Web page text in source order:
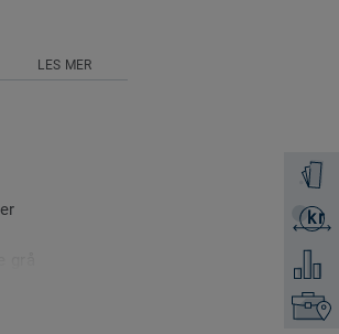
Få en
kr
Få et
Legg
Finn
LES MER